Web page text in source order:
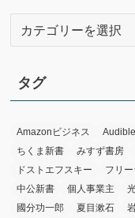
リ
ー
タグ
Amazonビジネス Audible
ちくま新書
みすず書房
ドストエフスキー
フリ
中公新書
個人事業主
國分功一郎
夏目漱石